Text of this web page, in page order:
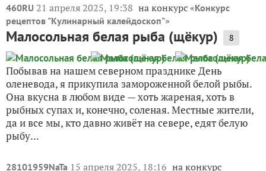
460RU 21 апреля 2025, 19:38 на конкурс «Конкурс
рецептов "Кулинарный калейдоскоп"»
Малосольная белая рыба (щёкур) 8
Побывав на нашем северном празднике День
оленевода, я прикупила замороженной белой рыбы.
Она вкусна в любом виде — хоть жареная, хоть в
рыбных супах и, конечно, соленая. Местные жители,
да и все мы, кто давно живёт на севере, едят белую
рыбу...
28101959NaTa 15 апреля 2025, 18:16 на конкурс